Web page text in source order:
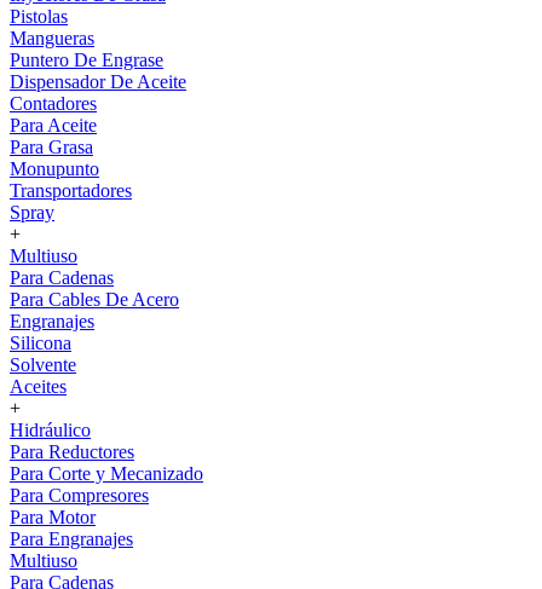
Pistolas
Mangueras
Puntero De Engrase
Dispensador De Aceite
Contadores
Para Aceite
Para Grasa
Monupunto
Transportadores
Spray
+
Multiuso
Para Cadenas
Para Cables De Acero
Engranajes
Silicona
Solvente
Aceites
+
Hidráulico
Para Reductores
Para Corte y Mecanizado
Para Compresores
Para Motor
Para Engranajes
Multiuso
Para Cadenas